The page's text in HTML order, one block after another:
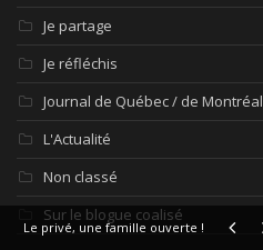
Le privé, une famille ouverte !
Je partage
Je réfléchis
Journal de Québec / de Montréal
L'Actualité
Non classé
Sur le blogue coalisé